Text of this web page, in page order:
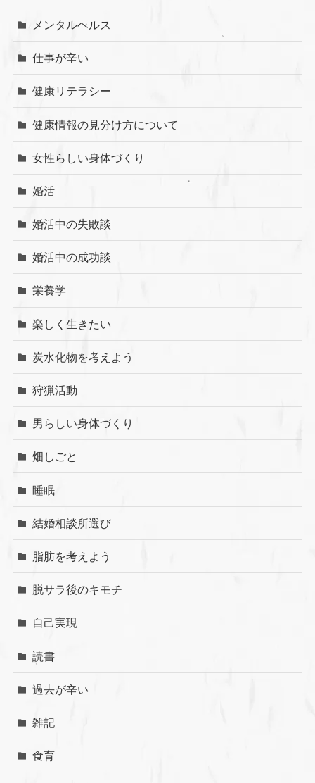
メンタルヘルス
仕事が辛い
健康リテラシー
健康情報の見分け方について
女性らしい身体づくり
婚活
婚活中の失敗談
婚活中の成功談
栄養学
楽しく生きたい
炭水化物を考えよう
狩猟活動
男らしい身体づくり
畑しごと
睡眠
結婚相談所選び
脂肪を考えよう
脱サラ後のキモチ
自己実現
読書
過去が辛い
雑記
食育